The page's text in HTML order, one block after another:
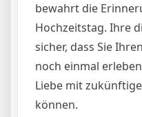
bewahrt die
Hochzeitstag. Ihre
sicher, dass Sie
noch einmal
Liebe mit
können.